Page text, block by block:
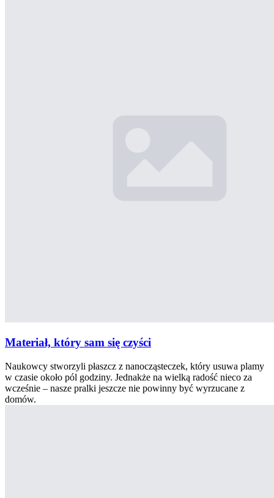
Materiał, który sam się czyści
Naukowcy stworzyli płaszcz z nanocząsteczek, który usuwa plamy
w czasie około pól godziny. Jednakże na wielką radość nieco za
wcześnie – nasze pralki jeszcze nie powinny być wyrzucane z
domów.